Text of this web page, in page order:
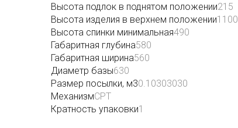
Высота подлок в поднятом положении215
Высота изделия в верхнем положении1100
Высота спинки минимальная490
Габаритная глубина580
Габаритная ширина560
Диаметр базы630
Размер посылки, м30.10303030
МеханизмCPT
Кратность упаковки1